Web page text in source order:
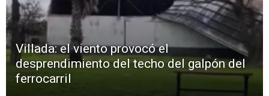
Villada: el viento provocó el
desprendimiento del techo del galpón del
ferrocarril